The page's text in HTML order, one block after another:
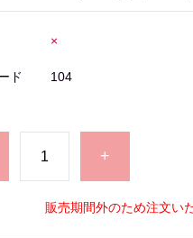
×
ド 104
+
販売期間外のため注文い